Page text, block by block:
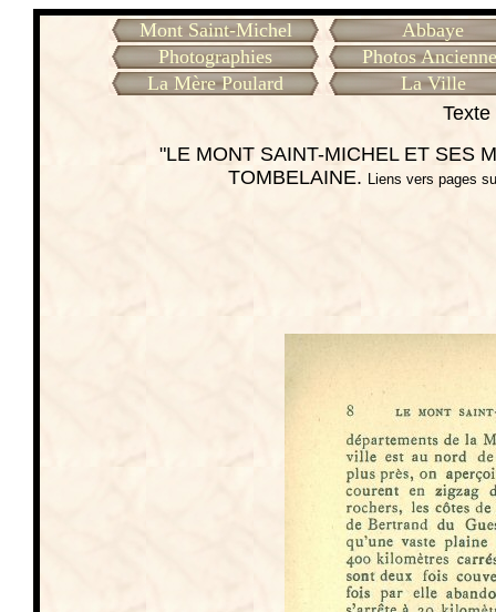
Mont Saint-Michel
Abbaye
Photographies
Photos
La Mère Poulard
La Ville
"LE MONT SAINT-MICHEL ET SES
TOMBELAINE. Liens vers pages